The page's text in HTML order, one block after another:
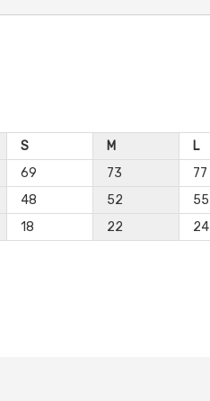
S M L
69 73 77
48 52 55
18 22 24